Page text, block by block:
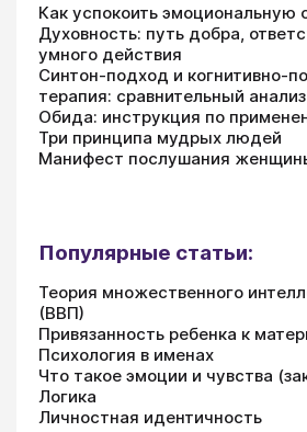
Как успокоить эмоциональную
Духовность: путь добра,
умного действия
Синтон-подход и когнитивно-
терапия: сравнительный анализ
Обида: инструкция по
Три принципа мудрых людей
Манифест послушания
Популярные статьи:
Теория множественного
(ВВП)
Привязанность ребенка к
Психология в именах
Что такое эмоции и чувства
Логика
Личностная идентичность